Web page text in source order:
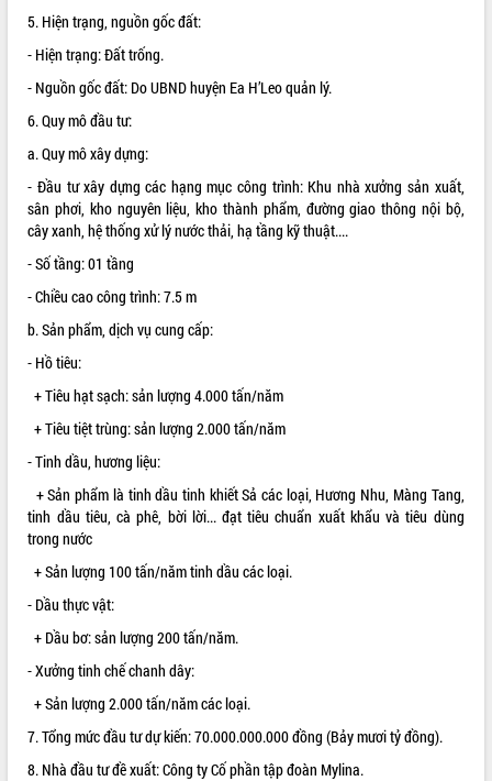
QUY HOẠCH - KẾ HOẠCH
Khám bệnh, cấp phát thuốc miễn phí
và tặng quà người dân xã Cư Pui
Hội nghị UBND tỉnh Đắk Lắk thường kỳ
tháng 7/2026
5. Hiện trạng, nguồn gốc đất:
- Hiện trạng: Đất trống.
- Nguồn gốc đất: Do UBND huyện Ea H’Leo quản lý.
6. Quy mô đầu tư:
a. Quy mô xây dựng:
- Đầu tư xây dựng các hạng mục công trình: Khu nhà xưởng sản xuất,
sân phơi, kho nguyên liệu, kho thành phẩm, đường giao thông nội bộ,
cây xanh, hệ thống xử lý nước thải, hạ tầng kỹ thuật....
- Số tầng: 01 tầng
- Chiều cao công trình: 7.5 m
b. Sản phẩm, dịch vụ cung cấp:
- Hồ tiêu:
+ Tiêu hạt sạch: sản lượng 4.000 tấn/năm
+ Tiêu tiệt trùng: sản lượng 2.000 tấn/năm
- Tinh dầu, hương liệu:
+ Sản phẩm là tinh dầu tinh khiết Sả các loại, Hương Nhu, Màng Tang,
tinh dầu tiêu, cà phê, bời lời... đạt tiêu chuẩn xuất khẩu và tiêu dùng
trong nước
+ Sản lượng 100 tấn/năm tinh dầu các loại.
- Dầu thực vật:
+ Dầu bơ: sản lượng 200 tấn/năm.
- Xưởng tinh chế chanh dây:
+ Sản lượng 2.000 tấn/năm các loại.
7. Tổng mức đầu tư dự kiến: 70.000.000.000 đồng (Bảy mươi tỷ đồng).
8. Nhà đầu tư đề xuất: Công ty Cố phần tập đoàn Mylina.